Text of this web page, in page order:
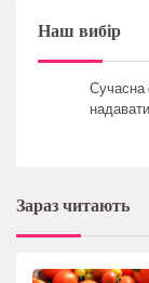
Наш вибір
Сучасна
Зараз читають